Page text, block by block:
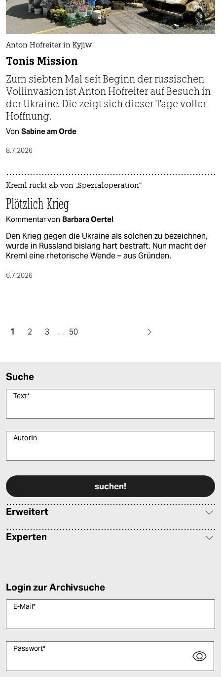
Anton Hofreiter in Kyjiw
Tonis Mission
Zum siebten Mal seit Beginn der russischen
Vollinvasion ist Anton Hofreiter auf Besuch in
der Ukraine. Die zeigt sich dieser Tage voller
Hoffnung.
Von Sabine am Orde
8.7.2026
Kreml rückt ab von „Spezialoperation“
Plötzlich Krieg
Kommentar von Barbara Oertel
Den Krieg gegen die Ukraine als solchen zu bezeichnen,
wurde in Russland bislang hart bestraft. Nun macht der
Kreml eine rhetorische Wende – aus Gründen.
6.7.2026
1 2 3 … 50
Suche
Text*
AutorIn
Erweitert
Experten
Login zur Archivsuche
E-Mail*
Passwort*